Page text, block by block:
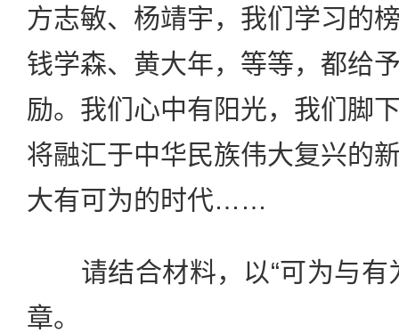
方志敏、杨靖宇，我们学习的
钱学森、黄大年，等等，都给
励。我们心中有阳光，我们脚
将融汇于中华民族伟大复兴的
大有可为的时代……
请结合材料，以“可为与有
章。